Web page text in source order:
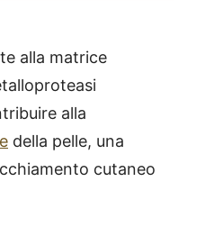
alla matrice
alla
della pelle, una
cutaneo